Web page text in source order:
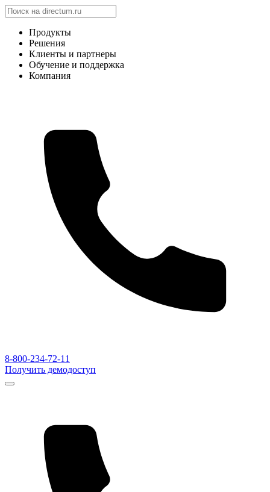
Продукты
Решения
Клиенты и партнеры
Обучение и поддержка
Компания
8-800-234-72-11
Получить демодоступ